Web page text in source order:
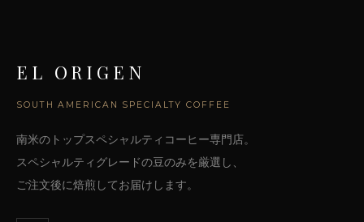
EL ORIGEN
SOUTH AMERICAN SPECIALTY COFFEE
南米のトップスペシャルティコーヒー専門店。
スペシャルティグレードの豆のみを厳選し、
ご注文後に焙煎してお届けします。